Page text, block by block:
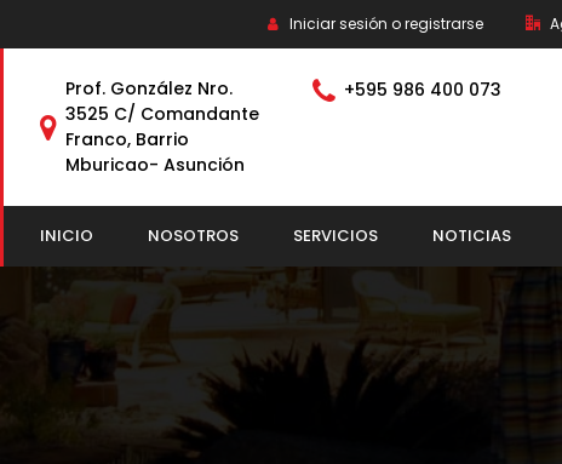
Iniciar sesión o registrarse
Prof. González Nro.
3525 C/ Comandante
Franco, Barrio
Mburicao- Asunción
+595 986 400 073
INICIO NOSOTROS SERVICIOS NOTICIAS